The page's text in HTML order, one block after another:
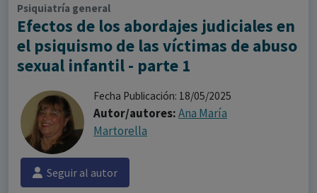
Psiquiatría general
Efectos de los abordajes judiciales en
el psiquismo de las víctimas de abuso
sexual infantil - parte 1
Fecha Publicación: 18/05/2025
Autor/autores:Ana María
Martorella
Seguir al autor